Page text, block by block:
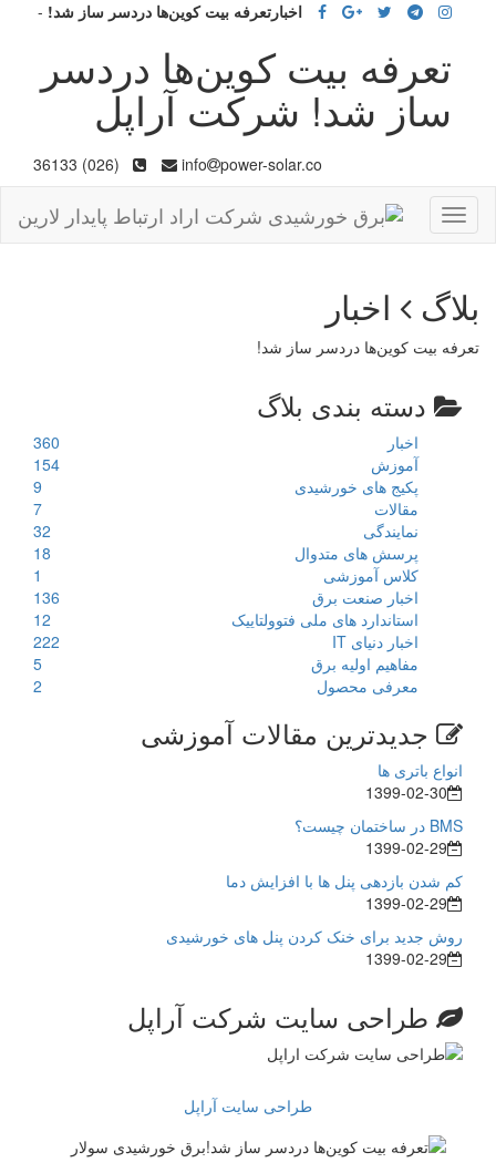
اخبارتعرفه بیت کوین‌ها دردسر ساز شد! -
تعرفه بیت کوین‌ها دردسر
ساز شد! شرکت آراپل
info power-solar.co
(026) 36133
Toggle
navigation
بلاگ اخبار
تعرفه بیت کوین‌ها دردسر ساز شد!
دسته بندی بلاگ
اخبار
360
آموزش
154
پکیج های خورشیدی
9
مقالات
7
نمایندگی
32
پرسش های متدوال
18
کلاس آموزشی
1
اخبار صنعت برق
136
استاندارد های ملی فتوولتاییک
12
اخبار دنیای IT
222
مفاهیم اولیه برق
5
معرفی محصول
2
جدیدترین مقالات آموزشی
انواع باتری ها
1399-02-30
BMS در ساختمان چیست؟
1399-02-29
کم شدن بازدهی پنل ها با افزایش دما
1399-02-29
روش جدید برای خنک کردن پنل های خورشیدی
1399-02-29
طراحی سایت شرکت آراپل
طراحی سایت آراپل